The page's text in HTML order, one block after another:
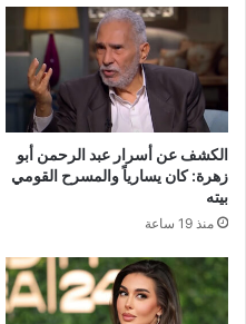
الكشف عن أسرار عبد الرحمن أبو
زهرة: كان يسارياً والمسرح القومي
بيته
منذ 19 ساعة